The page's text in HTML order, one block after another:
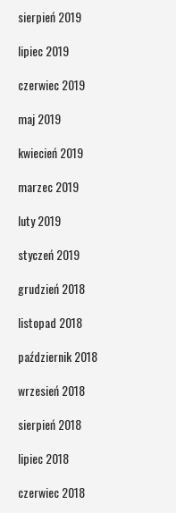
sierpień 2019
lipiec 2019
czerwiec 2019
maj 2019
kwiecień 2019
marzec 2019
luty 2019
styczeń 2019
grudzień 2018
listopad 2018
październik 2018
wrzesień 2018
sierpień 2018
lipiec 2018
czerwiec 2018